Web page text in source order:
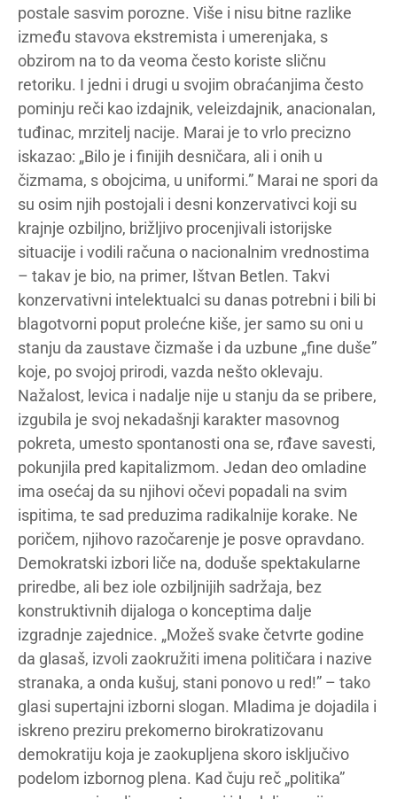
postale sasvim porozne. Više i nisu bitne razlike
između stavova ekstremista i umerenjaka, s
obzirom na to da veoma često koriste sličnu
retoriku. I jedni i drugi u svojim obraćanjima često
pominju reči kao izdajnik, veleizdajnik, anacionalan,
tuđinac, mrzitelj nacije. Marai je to vrlo precizno
iskazao: „Bilo je i finijih desničara, ali i onih u
čizmama, s obojcima, u uniformi.” Marai ne spori da
su osim njih postojali i desni konzervativci koji su
krajnje ozbiljno, brižljivo procenjivali istorijske
situacije i vodili računa o nacionalnim vrednostima
– takav je bio, na primer, Ištvan Betlen. Takvi
konzervativni intelektualci su danas potrebni i bili bi
blagotvorni poput prolećne kiše, jer samo su oni u
stanju da zaustave čizmaše i da uzbune „fine duše”
koje, po svojoj prirodi, vazda nešto oklevaju.
Nažalost, levica i nadalje nije u stanju da se pribere,
izgubila je svoj nekadašnji karakter masovnog
pokreta, umesto spontanosti ona se, rđave savesti,
pokunjila pred kapitalizmom. Jedan deo omladine
ima osećaj da su njihovi očevi popadali na svim
ispitima, te sad preduzima radikalnije korake. Ne
poričem, njihovo razočarenje je posve opravdano.
Demokratski izbori liče na, doduše spektakularne
priredbe, ali bez iole ozbiljnijih sadržaja, bez
konstruktivnih dijaloga o konceptima dalje
izgradnje zajednice. „Možeš svake četvrte godine
da glasaš, izvoli zaokružiti imena političara i nazive
stranaka, a onda kušuj, stani ponovo u red!” – tako
glasi supertajni izborni slogan. Mladima je dojadila i
iskreno preziru prekomerno birokratizovanu
demokratiju koja je zaokupljena skoro isključivo
podelom izbornog plena. Kad čuju reč „politika”